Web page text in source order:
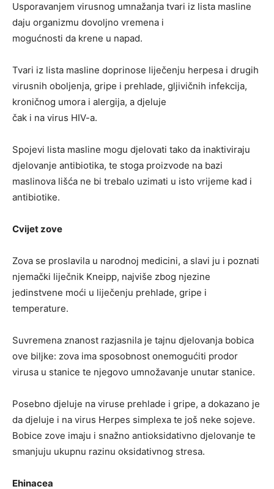
Usporavanjem virusnog umnažanja tvari iz lista masline
daju organizmu dovoljno vremena i
mogućnosti da krene u napad.
Tvari iz lista masline doprinose liječenju herpesa i drugih
virusnih oboljenja, gripe i prehlade, gljivičnih infekcija,
kroničnog umora i alergija, a djeluje
čak i na virus HIV-a.
Spojevi lista masline mogu djelovati tako da inaktiviraju
djelovanje antibiotika, te stoga proizvode na bazi
maslinova lišća ne bi trebalo uzimati u isto vrijeme kad i
antibiotike.
Cvijet zove
Zova se proslavila u narodnoj medicini, a slavi ju i poznati
njemački liječnik Kneipp, najviše zbog njezine
jedinstvene moći u liječenju prehlade, gripe i
temperature.
Suvremena znanost razjasnila je tajnu djelovanja bobica
ove biljke: zova ima sposobnost onemogućiti prodor
virusa u stanice te njegovo umnožavanje unutar stanice.
Posebno djeluje na viruse prehlade i gripe, a dokazano je
da djeluje i na virus Herpes simplexa te još neke sojeve.
Bobice zove imaju i snažno antioksidativno djelovanje te
smanjuju ukupnu razinu oksidativnog stresa.
Ehinacea